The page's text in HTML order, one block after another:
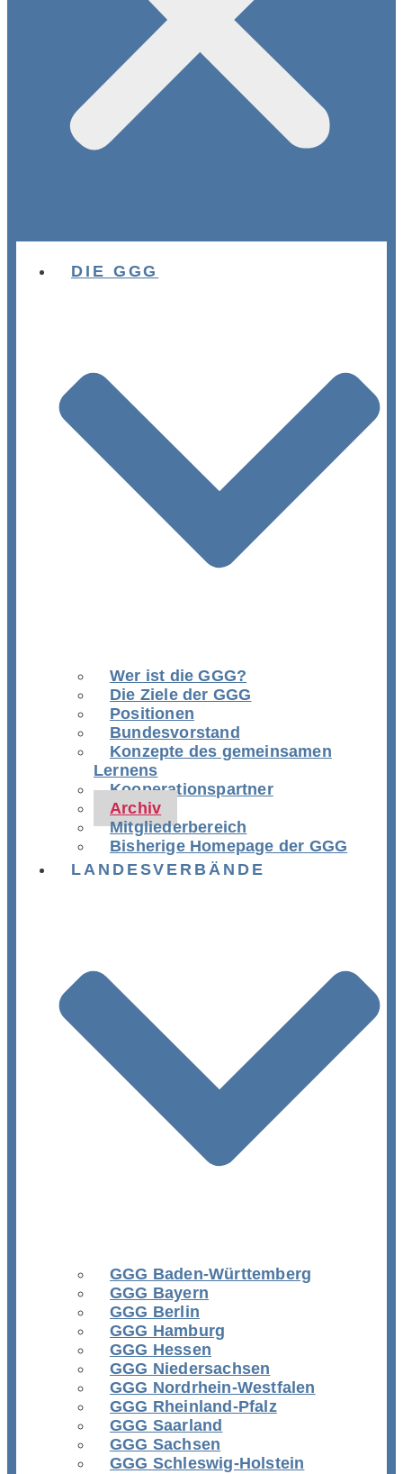
DIE GGG
Wer ist die GGG?
Die Ziele der GGG
Positionen
Bundesvorstand
Konzepte des gemeinsamen
Lernens
Kooperationspartner
Archiv
Mitgliederbereich
Bisherige Homepage der GGG
LANDESVERBÄNDE
GGG Baden-Württemberg
GGG Bayern
GGG Berlin
GGG Hamburg
GGG Hessen
GGG Niedersachsen
GGG Nordrhein-Westfalen
GGG Rheinland-Pfalz
GGG Saarland
GGG Sachsen
GGG Schleswig-Holstein